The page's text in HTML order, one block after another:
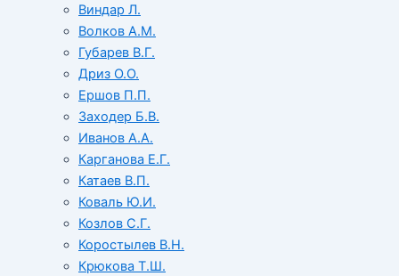
Виндар Л.
Волков А.М.
Губарев В.Г.
Дриз О.О.
Ершов П.П.
Заходер Б.В.
Иванов А.А.
Карганова Е.Г.
Катаев В.П.
Коваль Ю.И.
Козлов С.Г.
Коростылев В.Н.
Крюкова Т.Ш.